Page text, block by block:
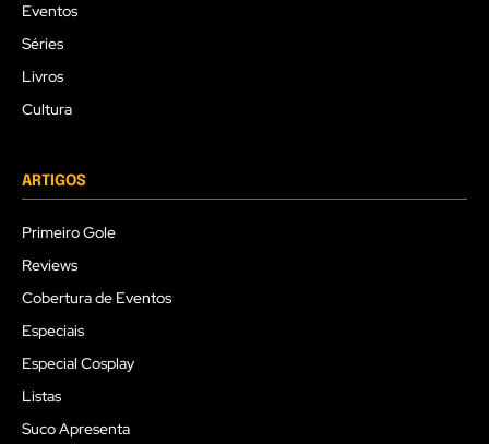
Eventos
Séries
Livros
Cultura
ARTIGOS
Primeiro Gole
Reviews
Cobertura de Eventos
Especiais
Especial Cosplay
Listas
Suco Apresenta